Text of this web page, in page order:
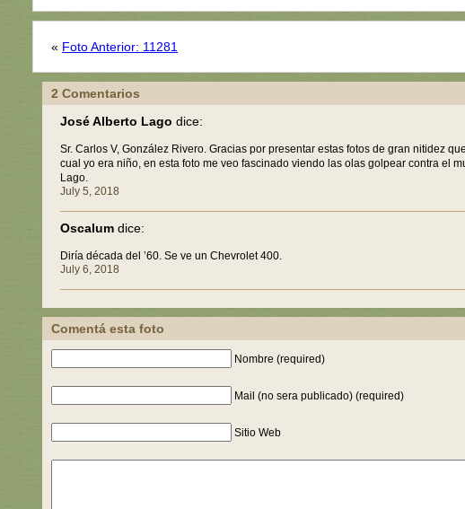
« Foto Anterior: 11281
2 Comentarios
José Alberto Lago dice:
Sr. Carlos V, González Rivero. Gracias por presentar estas fotos de gran nitidez
cual yo era niño, en esta foto me veo fascinado viendo las olas golpear contra el
Lago.
July 5, 2018
Oscalum dice:
Diría década del ’60. Se ve un Chevrolet 400.
July 6, 2018
Comentá esta foto
Nombre (required)
Mail (no sera publicado) (required)
Sitio Web